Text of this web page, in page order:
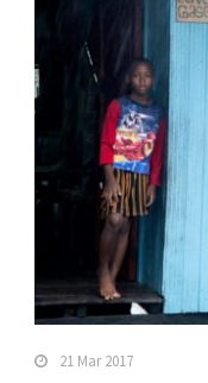
21 Mar 2017